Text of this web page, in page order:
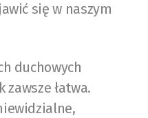
się w naszym
duchowych
łatwa.